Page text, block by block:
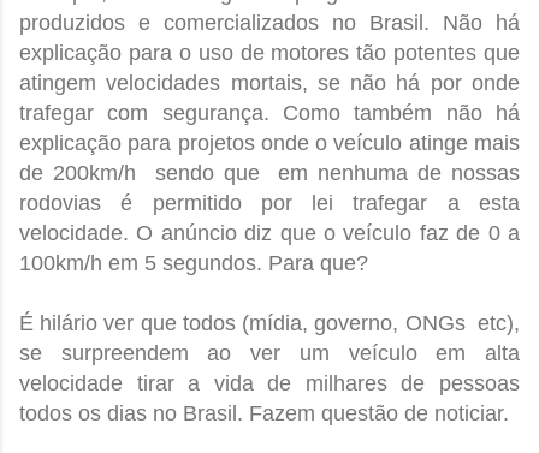
produzidos e comercializados no Brasil. Não há
explicação para o uso de motores tão potentes que
atingem velocidades mortais, se não há por onde
trafegar com segurança. Como também não há
explicação para projetos onde o veículo atinge mais
de 200km/h sendo que em nenhuma de nossas
rodovias é permitido por lei trafegar a esta
velocidade. O anúncio diz que o veículo faz de 0 a
100km/h em 5 segundos. Para que?
É hilário ver que todos (mídia, governo, ONGs etc),
se surpreendem ao ver um veículo em alta
velocidade tirar a vida de milhares de pessoas
todos os dias no Brasil. Fazem questão de noticiar.